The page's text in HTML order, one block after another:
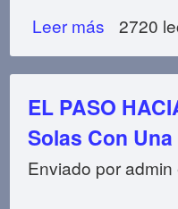
Leer más sobre EL
La Vestimenta
2720
EL PASO
Solas Con
Enviado poradmin